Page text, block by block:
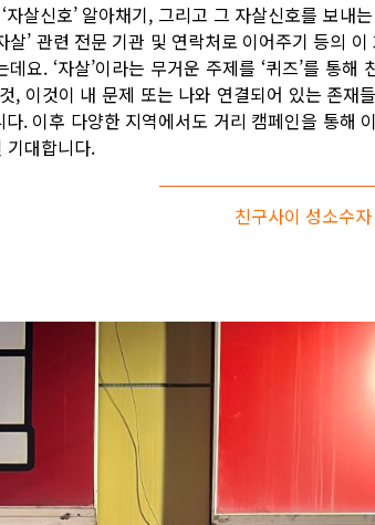
살신호’ 알아채기, 그리고 그 자살신호를 보내는
살’ 관련 전문 기관 및 연락처로 이어주기 등의
요. ‘자살’이라는 무거운 주제를 ‘퀴즈’를 통해
, 이것이 내 문제 또는 나와 연결되어 있는 존재
. 이후 다양한 지역에서도 거리 캠페인을 통해
기대합니다.
친구사이 성소수